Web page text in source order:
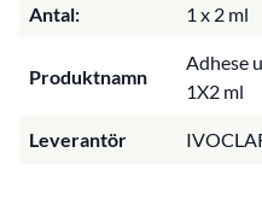
Antal: 1 x 2 ml
Produktnamn
Adhese
1X2 ml
Leverantör